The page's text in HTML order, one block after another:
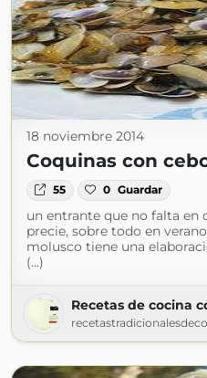
18 noviembre 2014
Coquinas con
55 0 Guardar
un entrante que no falta en
precie, sobre todo en
molusco tiene una
(...)
Recetas de cocina